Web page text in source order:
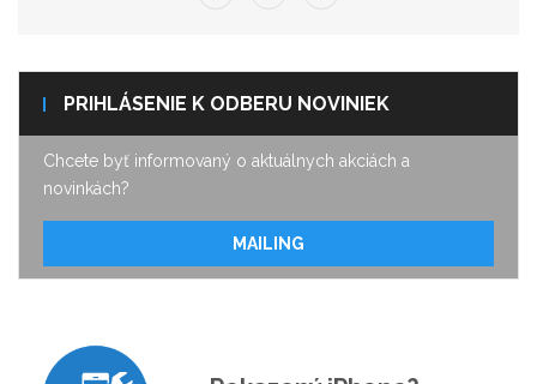
PRIHLÁSENIE K ODBERU NOVINIEK
Chcete byť informovaný o aktuálnych akciách a
novinkách?
MAILING